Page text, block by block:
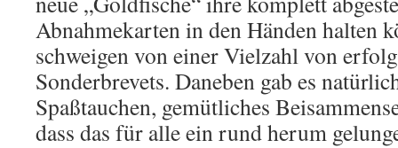
Abnahmekarten in den Händen halten
schweigen von einer Vielzahl von
Sonderbrevets. Daneben gab es
Spaßtauchen, gemütliches
dass das für alle ein rund herum